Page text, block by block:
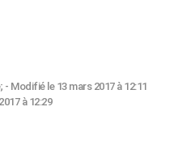
- Modifié le 13 mars 2017 à 12:11
à 12:29